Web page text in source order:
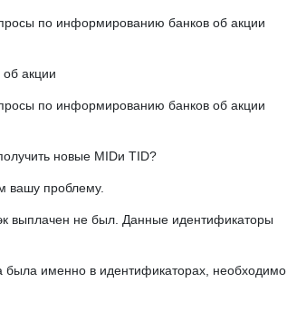
по информированию банков об акции
акции
по информированию банков об акции
новые MIDи TID?
вашу проблему.
выплачен не был. Данные идентификаторы
именно в идентификаторах, необходимо